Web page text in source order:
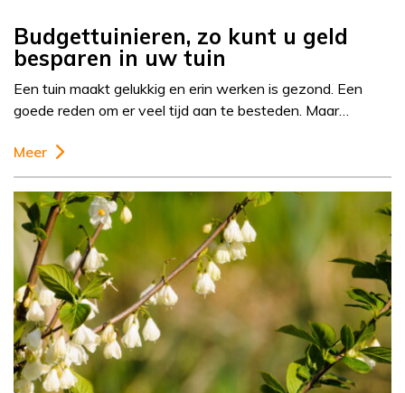
Budgettuinieren, zo kunt u geld
besparen in uw tuin
Een tuin maakt gelukkig en erin werken is gezond. Een
goede reden om er veel tijd aan te besteden. Maar…
Meer